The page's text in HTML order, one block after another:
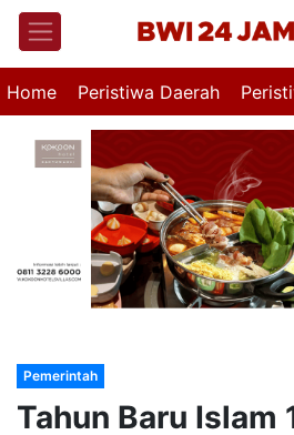
Home Peristiwa Daerah
Pemerintah
Tahun Baru Islam